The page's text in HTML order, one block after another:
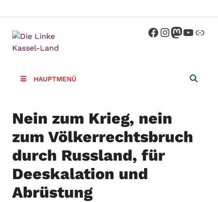
HAUPTMENÜ
Nein zum Krieg, nein
zum Völkerrechtsbruch
durch Russland, für
Deeskalation und
Abrüstung